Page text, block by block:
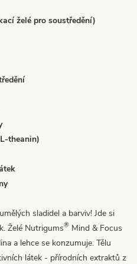
želé pro soustředění)
theanin)
sladidel a barviv! Jde si
Želé Nutrigums® Mind & Focus
a lehce se konzumuje. Tělu
látek - přírodních extraktů z